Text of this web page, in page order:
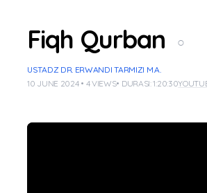
Fiqh Qurban ○
USTADZ DR. ERWANDI TARMIZI M.A.
10 JUNE 2024 • 4 VIEWS• DURASI: 1:20:30